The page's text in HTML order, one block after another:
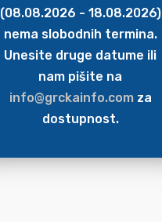
(08.08.2026 - 18.08.2026)
nema slobodnih termina.
Unesite druge datume ili
nam pišite na
info@grckainfo.comza
dostupnost.